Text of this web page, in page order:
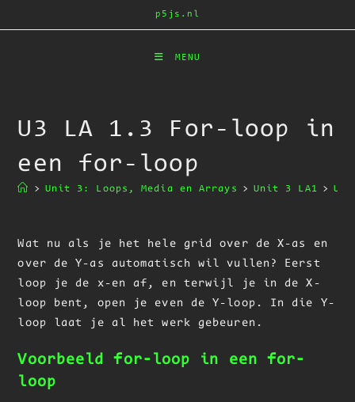
p5js.nl
MENU
U3 LA 1.3 For-loop in
een for-loop
> Unit 3: Loops, Media en Arrays > Unit 3 LA1 > U3
Wat nu als je het hele grid over de X-as en
over de Y-as automatisch wil vullen? Eerst
loop je de x-en af, en terwijl je in de X-
loop bent, open je even de Y-loop. In die Y-
loop laat je al het werk gebeuren.
Voorbeeld for-loop in een for-
loop